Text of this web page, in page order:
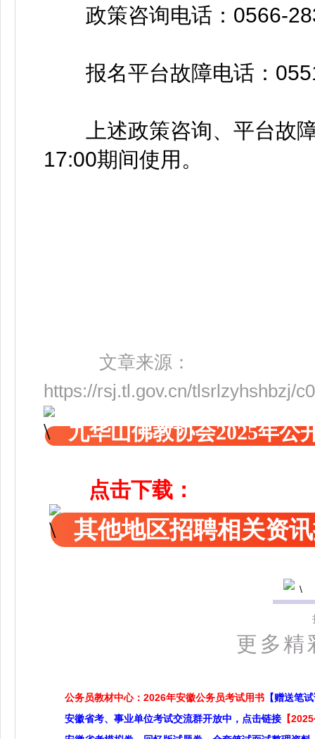
政策咨询电话：0566-
报名平台故障电话：
上述政策咨询、平台故障
17:00期间使用。
文章来源：
https://rsj.tl.gov.cn/tlsrlzyhshbzj/
九华山佛教协会2025年公
点击下载：
其他地区招聘相关资
更多精
公务员教材中心：2026年安徽公务员考试用书 【赠送笔
安徽省考、事业单位考试交流群开放中，点击链接 【